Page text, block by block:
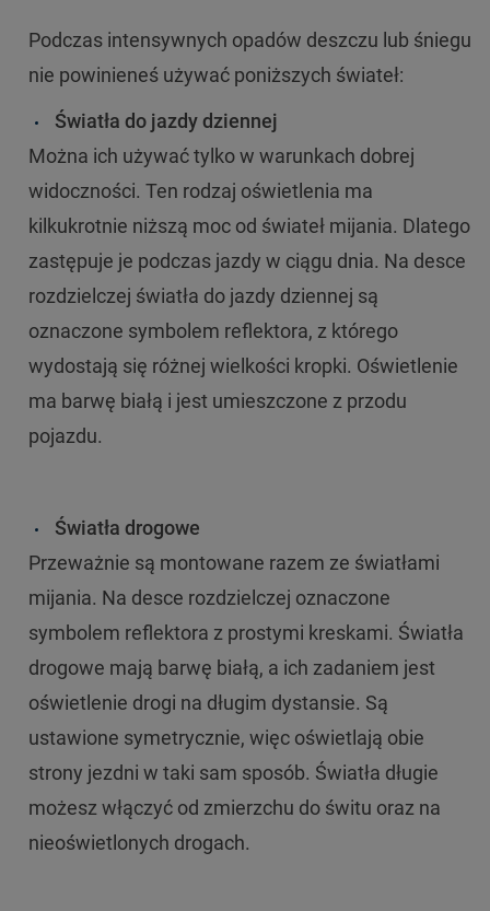
Podczas intensywnych opadów deszczu lub śniegu
nie powinieneś używać poniższych świateł:
Światła do jazdy dziennej
Można ich używać tylko w warunkach dobrej
widoczności. Ten rodzaj oświetlenia ma
kilkukrotnie niższą moc od świateł mijania. Dlatego
zastępuje je podczas jazdy w ciągu dnia. Na desce
rozdzielczej światła do jazdy dziennej są
oznaczone symbolem reflektora, z którego
wydostają się różnej wielkości kropki. Oświetlenie
ma barwę białą i jest umieszczone z przodu
pojazdu.
Światła drogowe
Przeważnie są montowane razem ze światłami
mijania. Na desce rozdzielczej oznaczone
symbolem reflektora z prostymi kreskami. Światła
drogowe mają barwę białą, a ich zadaniem jest
oświetlenie drogi na długim dystansie. Są
ustawione symetrycznie, więc oświetlają obie
strony jezdni w taki sam sposób. Światła długie
możesz włączyć od zmierzchu do świtu oraz na
nieoświetlonych drogach.